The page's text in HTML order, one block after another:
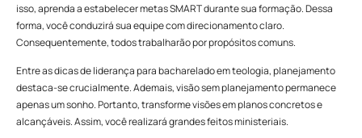
isso, aprenda a estabelecer metas SMART durante sua formação. Dessa
forma, você conduzirá sua equipe com direcionamento claro.
Consequentemente, todos trabalharão por propósitos comuns.
Entre as dicas de liderança para bacharelado em teologia, planejamento
destaca-se crucialmente. Ademais, visão sem planejamento permanece
apenas um sonho. Portanto, transforme visões em planos concretos e
alcançáveis. Assim, você realizará grandes feitos ministeriais.